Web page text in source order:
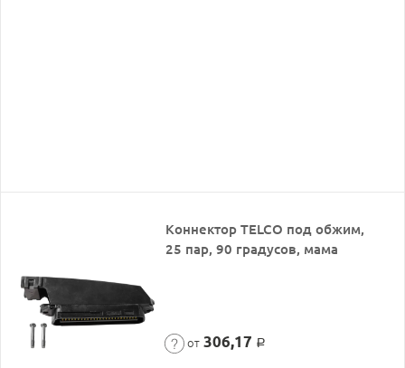
Коннектор TELCO под обжим,
25 пар, 90 градусов, мама
от 306,17 Р